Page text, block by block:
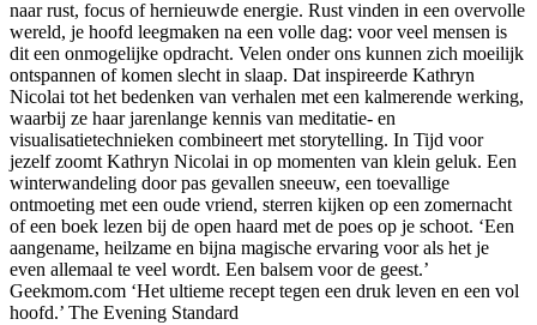
naar rust, focus of hernieuwde energie. Rust vinden in een overvolle
wereld, je hoofd leegmaken na een volle dag: voor veel mensen is
dit een onmogelijke opdracht. Velen onder ons kunnen zich moeilijk
ontspannen of komen slecht in slaap. Dat inspireerde Kathryn
Nicolai tot het bedenken van verhalen met een kalmerende werking,
waarbij ze haar jarenlange kennis van meditatie- en
visualisatietechnieken combineert met storytelling. In Tijd voor
jezelf zoomt Kathryn Nicolai in op momenten van klein geluk. Een
winterwandeling door pas gevallen sneeuw, een toevallige
ontmoeting met een oude vriend, sterren kijken op een zomernacht
of een boek lezen bij de open haard met de poes op je schoot. ‘Een
aangename, heilzame en bijna magische ervaring voor als het je
even allemaal te veel wordt. Een balsem voor de geest.’
Geekmom.com ‘Het ultieme recept tegen een druk leven en een vol
hoofd.’ The Evening Standard